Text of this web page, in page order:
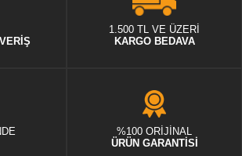
1.500 TL VE ÜZERİ
KARGO BEDAVA
%100 ORİJİNAL
ÜRÜN GARANTİSİ